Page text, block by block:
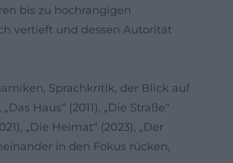
bis zu hochrangigen
vertieft und dessen Autorität
Sprachkritik, der Blick auf
Haus“ (2011), „Die Straße“
„Die Heimat“ (2023), „Der
in den Fokus rücken,